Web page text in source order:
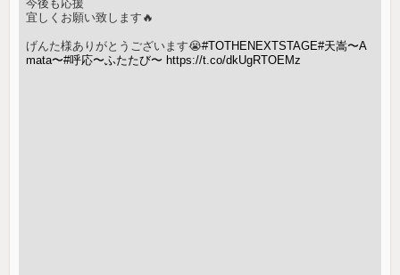
今後も応援
宜しくお願い致します🔥
げんた様ありがとうございます😭#TOTHENEXTSTAGE#天嵩〜A
mata〜#呼応〜ふたたび〜 https://t.co/dkUgRTOEMz